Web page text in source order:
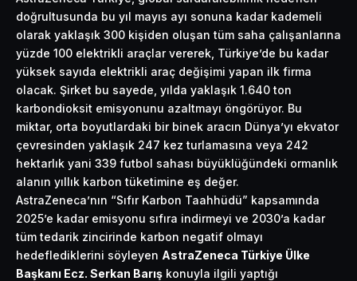
doğrultusunda bu yıl mayıs ayı sonuna kadar kademeli
olarak yaklaşık 300 kişiden oluşan tüm saha çalışanlarına
yüzde 100 elektrikli araçlar vererek, Türkiye’de bu kadar
yüksek sayıda elektrikli araç değişimi yapan ilk firma
olacak. Şirket bu sayede, yılda yaklaşık 1.640 ton
karbondioksit emisyonunu azaltmayı öngörüyor. Bu
miktar, orta boyutlardaki bir binek aracın Dünya’yı ekvator
çevresinden yaklaşık 247 kez turlamasına veya 242
hektarlık yani 339 futbol sahası büyüklüğündeki ormanlık
alanın yıllık karbon tüketimine eş değer.
AstraZeneca’nın “Sıfır Karbon Taahhüdü” kapsamında
2025’e kadar emisyonu sıfıra indirmeyi ve 2030’a kadar
tüm tedarik zincirinde karbon negatif olmayı
hedeflediklerini söyleyen AstraZeneca Türkiye Ülke
Başkanı Ecz. Serkan Barış konuyla ilgili yaptığı